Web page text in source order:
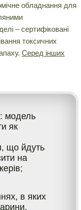
обладнання для
– сертифіковані
токсичних
Серед інших
модель
як
що йдуть
на
в яких